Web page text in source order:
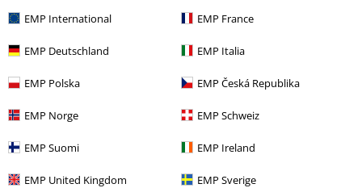
EMP International EMP France
EMP Deutschland EMP Italia
EMP Polska EMP Česká Republika
EMP Norge EMP Schweiz
EMP Suomi EMP Ireland
EMP United Kingdom EMP Sverige
Mehr Kategorien. Mehr Möglichkeiten.